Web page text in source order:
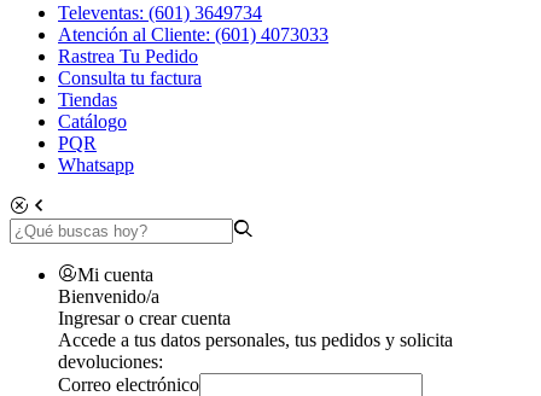
Televentas: (601) 3649734
Atención al Cliente: (601) 4073033
Rastrea Tu Pedido
Consulta tu factura
Tiendas
Catálogo
PQR
Whatsapp
Mi cuenta
Bienvenido/a
Ingresar o crear cuenta
Accede a tus datos personales, tus pedidos y solicita
devoluciones:
Correo electrónico